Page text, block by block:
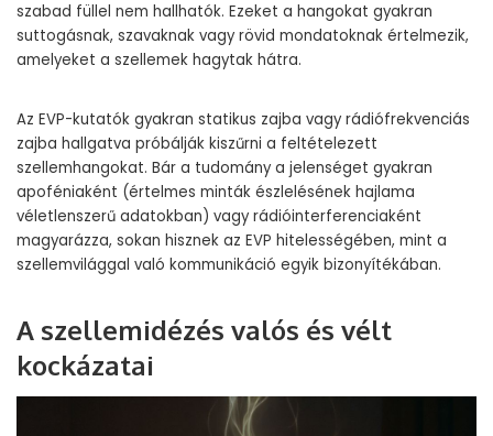
szabad füllel nem hallhatók. Ezeket a hangokat gyakran
suttogásnak, szavaknak vagy rövid mondatoknak értelmezik,
amelyeket a szellemek hagytak hátra.
Az EVP-kutatók gyakran statikus zajba vagy rádiófrekvenciás
zajba hallgatva próbálják kiszűrni a feltételezett
szellemhangokat. Bár a tudomány a jelenséget gyakran
apoféniaként (értelmes minták észlelésének hajlama
véletlenszerű adatokban) vagy rádióinterferenciaként
magyarázza, sokan hisznek az EVP hitelességében, mint a
szellemvilággal való kommunikáció egyik bizonyítékában.
A szellemidézés valós és vélt
kockázatai